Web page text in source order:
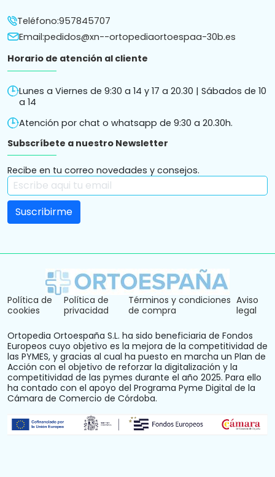
Teléfono:957845707
Email:pedidos@xn--ortopediaortoespaa-30b.es
Horario de atención al cliente
Lunes a Viernes de 9:30 a 14 y 17 a 20.30 | Sábados de 10
a 14
Atención por chat o whatsapp de 9:30 a 20.30h.
Subscríbete a nuestro Newsletter
Recibe en tu correo novedades y consejos.
Política de
cookies
Política de
privacidad
Términos y condiciones
de compra
Aviso
legal
Ortopedia Ortoespaña S.L. ha sido beneficiaria de Fondos
Europeos cuyo objetivo es la mejora de la competitividad de
las PYMES, y gracias al cual ha puesto en marcha un Plan de
Acción con el objetivo de reforzar la digitalización y la
competitividad de las pymes durante el año 2025. Para ello
ha contado con el apoyo del Programa Pyme Digital de la
Cámara de Comercio de Córdoba.